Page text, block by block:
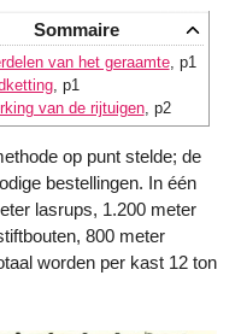
Sommaire
van het geraamte, p1
, p1
van de rijtuigen, p2
op punt stelde; de
bestellingen. In één
lasrups, 1.200 meter
800 meter
worden per kast 12 ton